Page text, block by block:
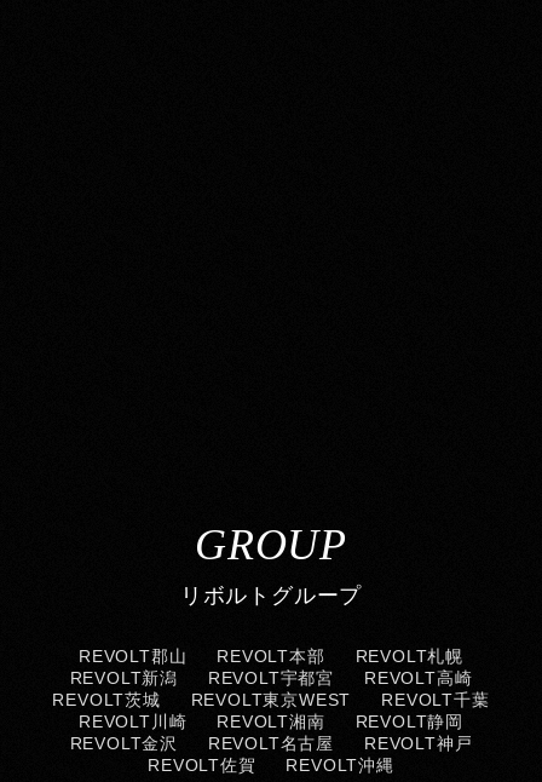
GROUP
リボルトグループ
REVOLT郡山 REVOLT本部
REVOLT札幌
REVOLT新潟
REVOLT宇都宮
REVOLT高崎
REVOLT茨城
REVOLT東京WEST
REVOLT千葉
REVOLT川崎
REVOLT湘南
REVOLT静岡
REVOLT金沢
REVOLT名古屋
REVOLT神戸
REVOLT佐賀
REVOLT沖縄